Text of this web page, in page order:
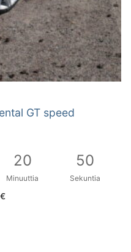
GT speed
20
Minuuttia
49
Sekuntia
€